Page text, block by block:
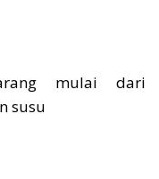
mulai dari
susu